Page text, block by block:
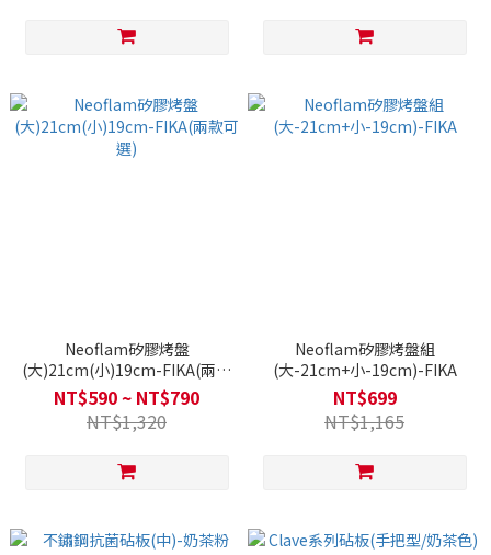
Neoflam矽膠烤盤
(大)21cm(小)19cm-FIKA(兩款
可選)
NT$590 ~ NT$790
NT$1,320
Neoflam矽膠烤盤組
(大-21cm+小-19cm)-FIKA
NT$699
NT$1,165